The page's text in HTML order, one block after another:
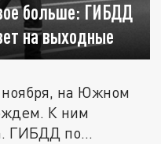
больше: ГИБДД
на выходные
на Южном
К ним
ГИБДД по...